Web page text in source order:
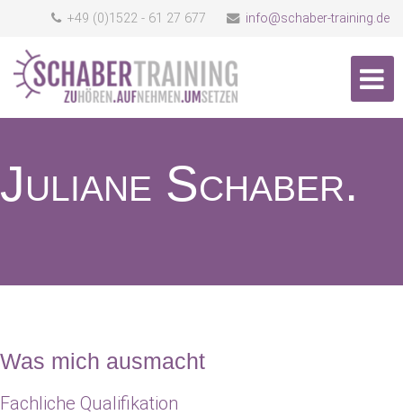
+49 (0)1522 - 61 27 677 info@schaber-training.de
Juliane Schaber.
Was mich ausmacht
Fachliche Qualifikation